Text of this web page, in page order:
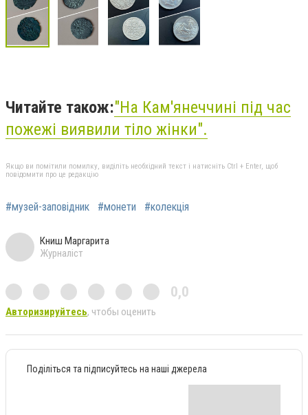
Читайте також:"На Кам'янеччині під час
пожежі виявили тіло жінки".
Якщо ви помітили помилку, виділіть необхідний текст і натисніть Ctrl + Enter, щоб
повідомити про це редакцію
#музей-заповідник #монети #колекція
Книш Маргарита
Журналіст
0,0
Авторизируйтесь, чтобы оценить
Поділіться та підписуйтесь на наші джерела